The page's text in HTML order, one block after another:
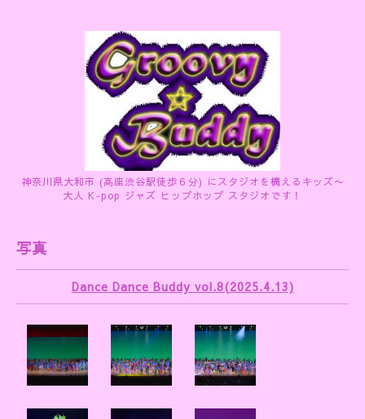
神奈川県大和市 (高座渋谷駅徒歩６分) にスタジオを構えるキッズ〜
大人 K-pop ジャズ ヒップホップ スタジオです！
写真
Dance Dance Buddy vol.8(2025.4.13)